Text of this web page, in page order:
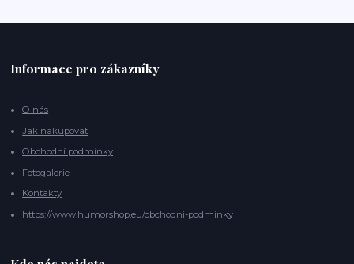
Informace pro zákazníky
O nás
Jak nakupovat
Obchodní podmínky
Fotogalerie
Kontakty
https://www.humorshop.eu/obchodni-podminky